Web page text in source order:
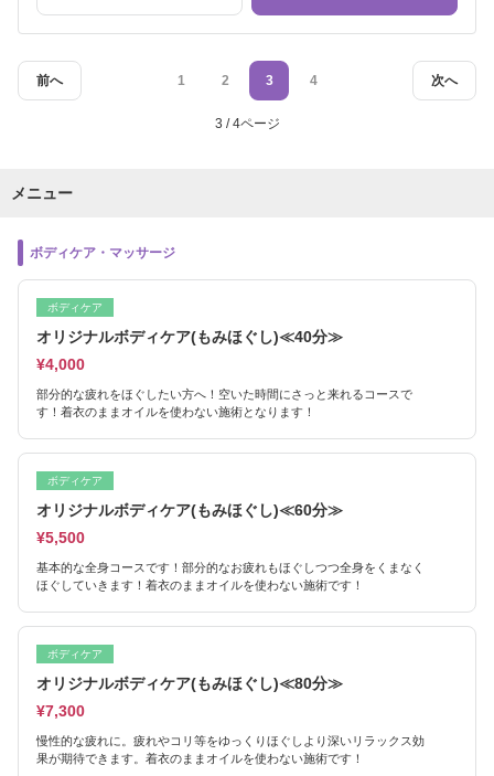
前へ 次へ
1 2 3 4
3 / 4ページ
メニュー
ボディケア・マッサージ
ボディケア
オリジナルボディケア(もみほぐし)≪40分≫
¥4,000
部分的な疲れをほぐしたい方へ！空いた時間にさっと来れるコースで
す！着衣のままオイルを使わない施術となります！
ボディケア
オリジナルボディケア(もみほぐし)≪60分≫
¥5,500
基本的な全身コースです！部分的なお疲れもほぐしつつ全身をくまなく
ほぐしていきます！着衣のままオイルを使わない施術です！
ボディケア
オリジナルボディケア(もみほぐし)≪80分≫
¥7,300
慢性的な疲れに。疲れやコリ等をゆっくりほぐしより深いリラックス効
果が期待できます。着衣のままオイルを使わない施術です！